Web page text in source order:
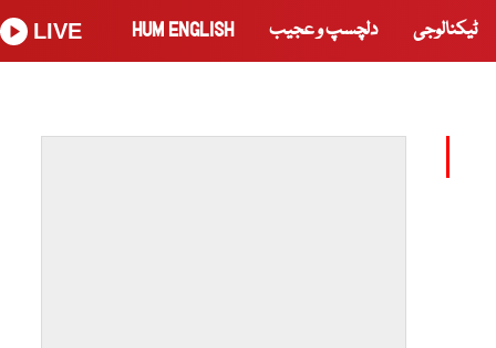
ٹیکنالوجی دلچسپ و عجیب HUM ENGLISH
LIVE